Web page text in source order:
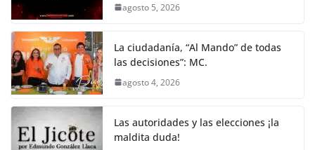
agosto 5, 2026
La ciudadanía, “Al Mando” de todas
las decisiones”: MC.
agosto 4, 2026
Las autoridades y las elecciones ¡la
maldita duda!